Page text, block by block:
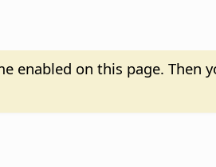
enabled on this page. Then